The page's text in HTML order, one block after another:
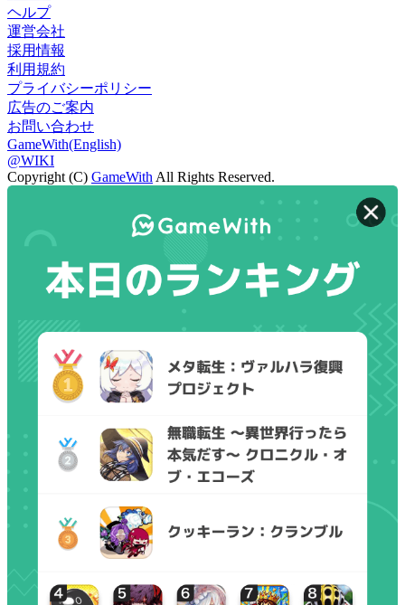
ヘルプ
運営会社
採用情報
利用規約
プライバシーポリシー
広告のご案内
お問い合わせ
GameWith(English)
@WIKI
Copyright (C) GameWith All Rights Reserved.